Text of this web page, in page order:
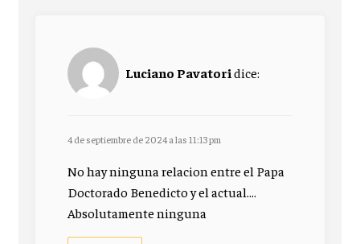
Luciano Pavatoridice:
4 de septiembre de 2024 a las 11:13 pm
No hay ninguna relacion entre el Papa
Doctorado Benedicto y el actual....
Absolutamente ninguna